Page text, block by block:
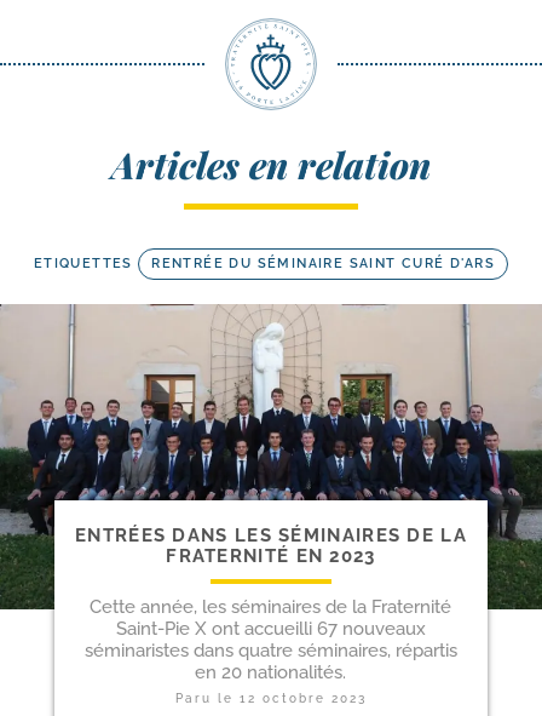
Articles en relation
ETIQUETTES RENTRÉE DU SÉMINAIRE SAINT CURÉ D'ARS
ENTRÉES DANS LES SÉMINAIRES DE LA
FRATERNITÉ EN 2023
Cette année, les séminaires de la Fraternité
Saint-Pie X ont accueilli 67 nouveaux
séminaristes dans quatre séminaires, répartis
en 20 nationalités.
Paru le 12 octobre 2023